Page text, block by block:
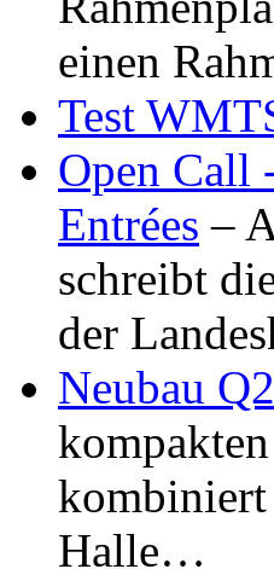
einen
Test
Open Call
Entrées –
schreibt
der
Neubau
kombiniert
Halle…